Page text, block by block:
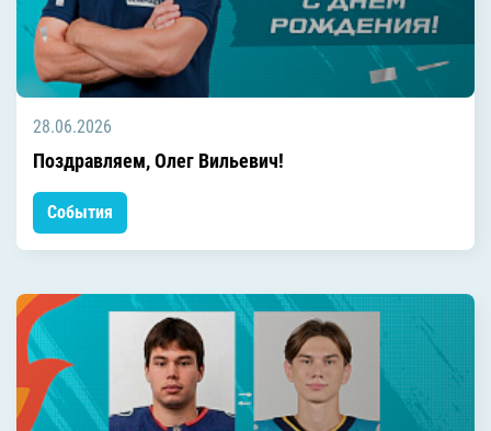
28.06.2026
Поздравляем, Олег Вильевич!
События